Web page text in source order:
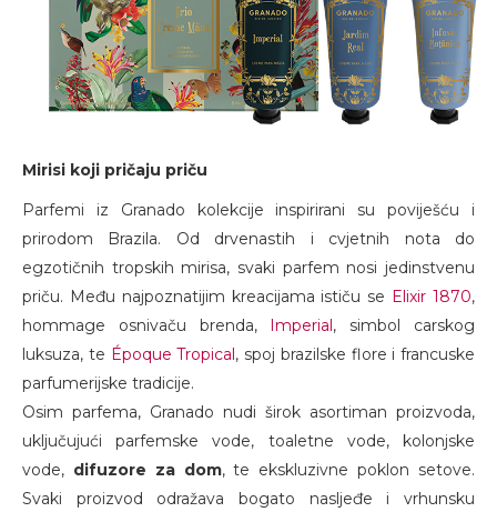
Mirisi koji pričaju priču
Parfemi iz Granado kolekcije inspirirani su poviješću i
prirodom Brazila. Od drvenastih i cvjetnih nota do
egzotičnih tropskih mirisa, svaki parfem nosi jedinstvenu
priču. Među najpoznatijim kreacijama ističu se Elixir 1870,
hommage osnivaču brenda,Imperial, simbol carskog
luksuza, te Époque Tropical, spoj brazilske flore i francuske
parfumerijske tradicije.
Osim parfema, Granado nudi širok asortiman proizvoda,
uključujući parfemske vode, toaletne vode, kolonjske
vode, difuzore za dom, te ekskluzivne poklon setove.
Svaki proizvod odražava bogato nasljeđe i vrhunsku